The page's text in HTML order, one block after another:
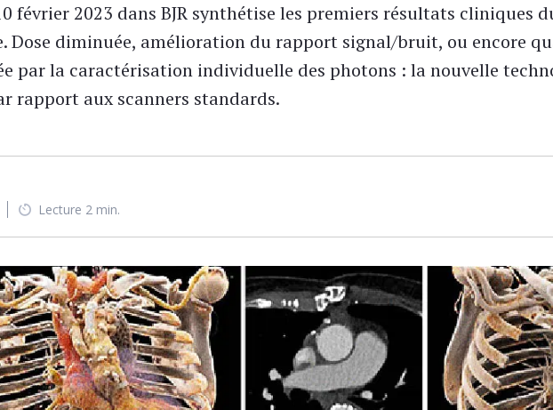
février 2023 dans BJR synthétise les premiers résultats cliniques
Dose diminuée, amélioration du rapport signal/bruit, ou encore
par la caractérisation individuelle des photons : la nouvelle
rapport aux scanners standards.
Lecture 2 min.